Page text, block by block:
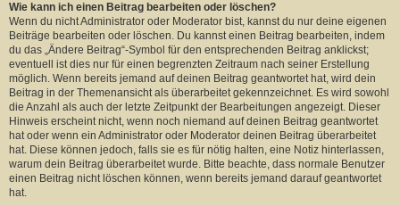
Wie kann ich einen Beitrag bearbeiten oder löschen?
Wenn du nicht Administrator oder Moderator bist, kannst du nur deine eigenen
Beiträge bearbeiten oder löschen. Du kannst einen Beitrag bearbeiten, indem
du das „Ändere Beitrag“-Symbol für den entsprechenden Beitrag anklickst;
eventuell ist dies nur für einen begrenzten Zeitraum nach seiner Erstellung
möglich. Wenn bereits jemand auf deinen Beitrag geantwortet hat, wird dein
Beitrag in der Themenansicht als überarbeitet gekennzeichnet. Es wird sowohl
die Anzahl als auch der letzte Zeitpunkt der Bearbeitungen angezeigt. Dieser
Hinweis erscheint nicht, wenn noch niemand auf deinen Beitrag geantwortet
hat oder wenn ein Administrator oder Moderator deinen Beitrag überarbeitet
hat. Diese können jedoch, falls sie es für nötig halten, eine Notiz hinterlassen,
warum dein Beitrag überarbeitet wurde. Bitte beachte, dass normale Benutzer
einen Beitrag nicht löschen können, wenn bereits jemand darauf geantwortet
hat.